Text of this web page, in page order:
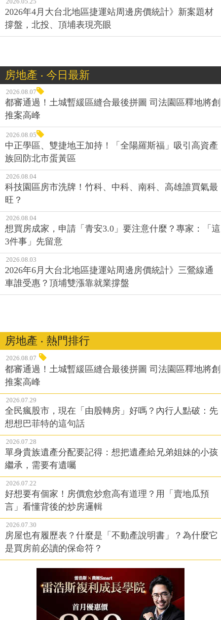
2026年4月大台北地區捷運站周邊房價統計》新案題材
撐盤，北投、頂埔表現亮眼
房地產 ‧ 今日最新
2026.08.07
都審通過！土城暫緩區縫合最後拼圖 司法園區釋地將創
推案高峰
2026.08.05
中正學區、雙捷地王加持！「全陽羅斯福」吸引高資產
族回防北市蛋黃區
2026.08.04
科技園區房市洗牌！竹科、中科、南科、高雄誰買氣最
旺？
2026.08.04
想買房成家，申請「青安3.0」要注意什麼？專家：「這
3件事」先留意
2026.08.03
2026年6月大台北地區捷運站周邊房價統計》三鶯線通
車誰受惠？頂埔雙漲靠就業撐盤
房地產 ‧ 熱門排行
2026.08.07
都審通過！土城暫緩區縫合最後拼圖 司法園區釋地將創
推案高峰
2026.07.29
全民瘋股市，現在「由股轉房」好嗎？內行人點破：先
想想巴菲特的這句話
2026.07.28
單身貴族遺產分配要記得：想把遺產給兄弟姐妹的小孩
繼承，需要有遺囑
2026.07.22
好想要有個家！房價愈炒愈高有道理？用「賣地瓜預
言」看懂背後的炒房邏輯
2026.07.30
房屋也有履歷表？什麼是「不動產說明書」？為什麼它
是買房前必讀的保命符？